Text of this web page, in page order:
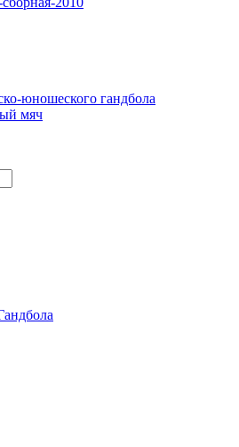
юношеского гандбола
мяч